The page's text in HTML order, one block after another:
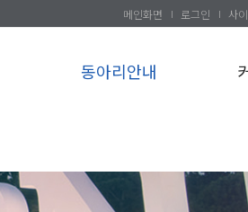
메인화면 로그인 사
동아리안내